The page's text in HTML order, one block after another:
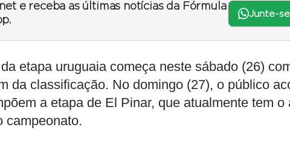
e receba as últimas notícias da Fórmula
Junte-
etapa uruguaia começa neste sábado (26)
da classificação. No domingo (27), o público
a etapa de El Pinar, que atualmente tem o
campeonato.